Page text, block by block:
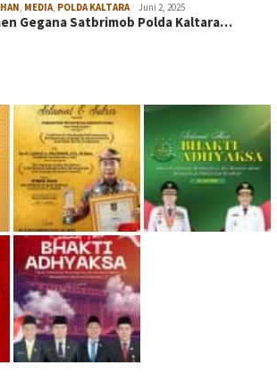
, MEDIA, POLDA KALTARA Juni 2, 2025
Gegana Satbrimob Polda Kaltara…